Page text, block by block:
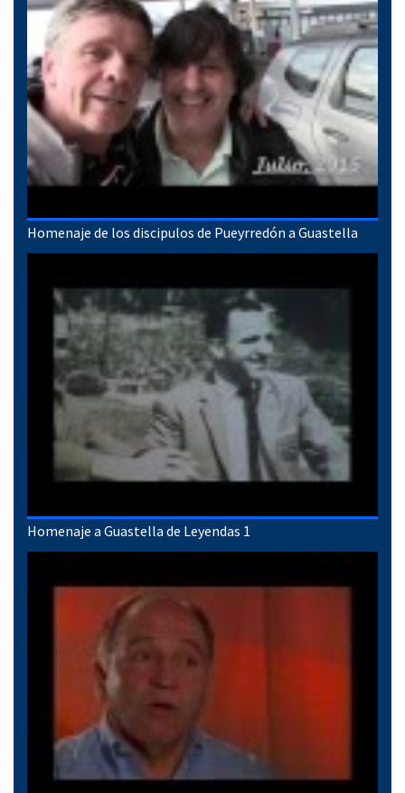
Homenaje de los discipulos de Pueyrredón a Guastella
Homenaje a Guastella de Leyendas 1